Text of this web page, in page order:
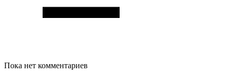
Пока нет комментариев